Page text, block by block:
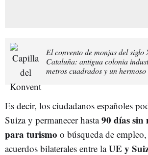
El convento de monjas del siglo
Cataluña: antigua colonia
metros cuadrados y un
Es decir, los ciudadanos españoles
Suiza y permanecer hasta90 días sin
para turismo o búsqueda de
acuerdos bilaterales entre laUE y